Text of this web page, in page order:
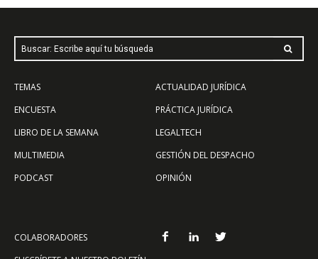
Buscar: Escribe aquí tu búsqueda
TEMAS
ENCUESTA
LIBRO DE LA SEMANA
MULTIMEDIA
PODCAST
ACTUALIDAD JURÍDICA
PRÁCTICA JURÍDICA
LEGALTECH
GESTIÓN DEL DESPACHO
OPINIÓN
COLABORADORES